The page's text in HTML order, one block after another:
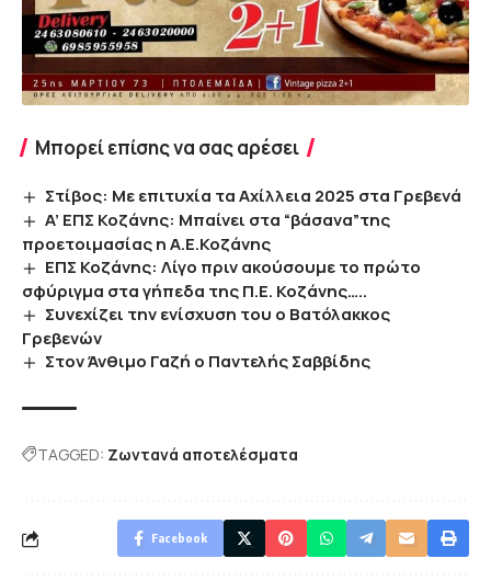
Μπορεί επίσης να σας αρέσει
Στίβος: Με επιτυχία τα Αχίλλεια 2025 στα Γρεβενά
A’ ΕΠΣ Κοζάνης: Μπαίνει στα “βάσανα”της
προετοιμασίας η Α.Ε.Κοζάνης
ΕΠΣ Κοζάνης: Λίγο πριν ακούσουμε το πρώτο
σφύριγμα στα γήπεδα της Π.Ε. Κοζάνης…..
Συνεχίζει την ενίσχυση του ο Βατόλακκος
Γρεβενών
Στον Άνθιμο Γαζή ο Παντελής Σαββίδης
TAGGED: Ζωντανά αποτελέσματα
Facebook